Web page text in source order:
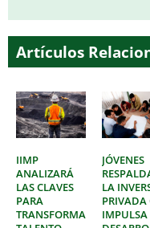
Artículos
IIMP
ANALIZARÁ
LAS CLAVES
PARA
TRANSFORMAR
JÓVENES
LA
PRIVADA
IMPULSA